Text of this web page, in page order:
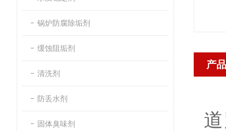
锅炉防腐除垢剂
缓蚀阻垢剂
清洗剂
防丢水剂
固体臭味剂
产